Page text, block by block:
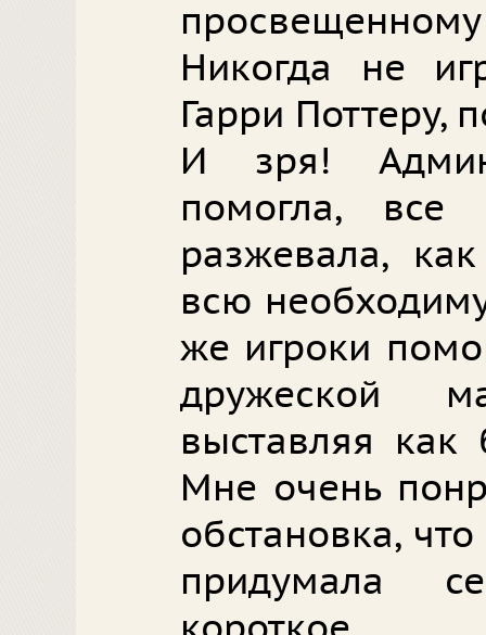
Никогда не
Гарри Поттеру,
И зря!
помогла, все
разжевала,
всю
же игроки
дружеской
выставляя как
Мне очень
обстановка,
придумала